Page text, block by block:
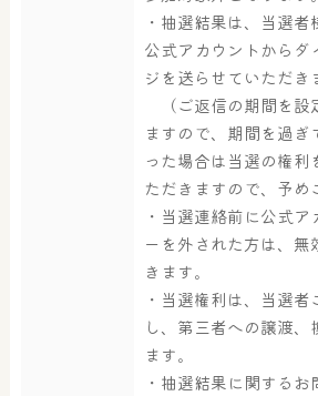
・抽選結果は、当選
公式アカウントからダ
ジを送らせていただき
（ご返信の期間を設
ますので、期間を過ぎ
った場合は当選の権利
ただきますので、予め
・当選連絡前に公式
ーを外された方は、無
きます。
・当選権利は、当選
し、第三者への譲渡、
ます。
・抽選結果に関する